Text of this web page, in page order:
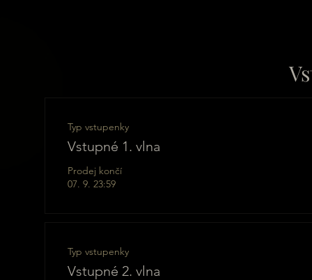
Typ vstupenky
Vstupné 1. vlna
Prodej končí
07. 9. 23:59
Typ vstupenky
Vstupné 2. vlna